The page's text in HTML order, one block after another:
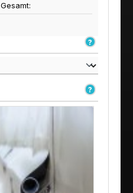
Gesamt: